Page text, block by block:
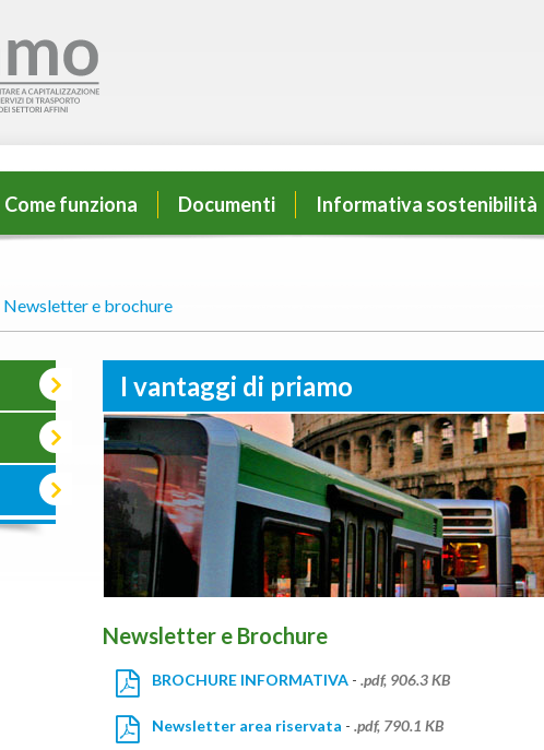
Come funziona Documenti Informativa sostenibilità
Newsletter e brochure
I vantaggi di priamo
Newsletter e Brochure
BROCHURE INFORMATIVA - .pdf, 906.3 KB
Newsletter area riservata - .pdf, 790.1 KB